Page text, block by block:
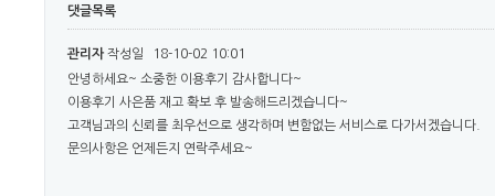
댓글목록
관리자작성일
18-10-02 10:01
안녕하세요~ 소중한 이용후기 감사합니다~
이용후기 사은품 재고 확보 후 발송해드리겠습니다~
고객님과의 신뢰를 최우선으로 생각하며 변함없는 서비스로 다가서겠습니다.
문의사항은 언제든지 연락주세요~